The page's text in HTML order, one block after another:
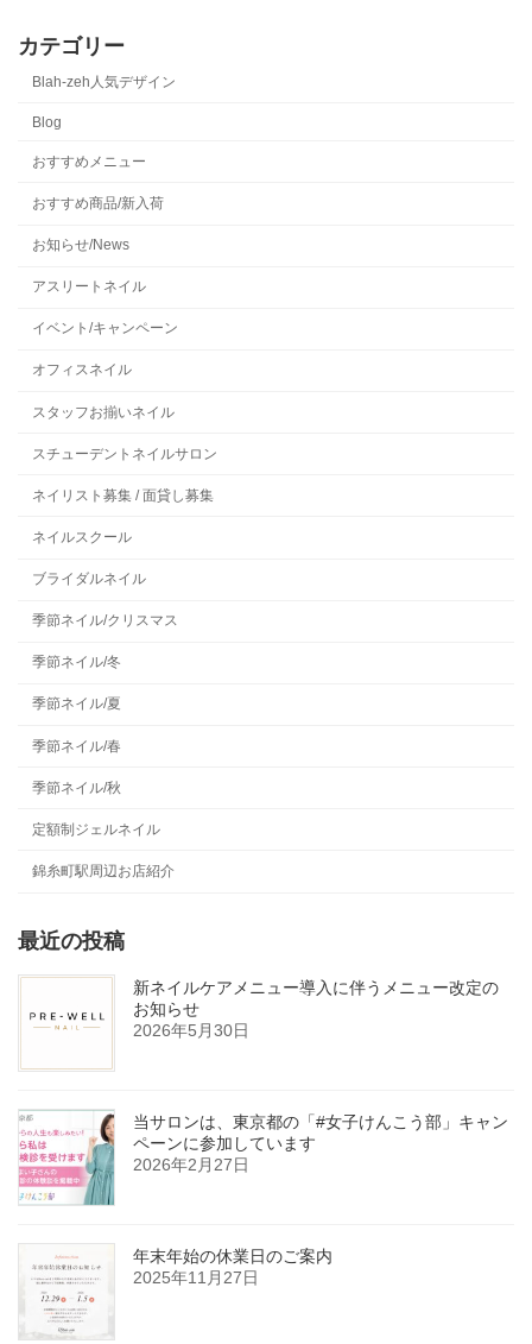
カテゴリー
Blah-zeh人気デザイン
Blog
おすすめメニュー
おすすめ商品/新入荷
お知らせ/News
アスリートネイル
イベント/キャンペーン
オフィスネイル
スタッフお揃いネイル
スチューデントネイルサロン
ネイリスト募集 / 面貸し募集
ネイルスクール
ブライダルネイル
季節ネイル/クリスマス
季節ネイル/冬
季節ネイル/夏
季節ネイル/春
季節ネイル/秋
定額制ジェルネイル
錦糸町駅周辺お店紹介
最近の投稿
新ネイルケアメニュー導入に伴うメニュー改定の
お知らせ
2026年5月30日
当サロンは、東京都の「#女子けんこう部」キャン
ペーンに参加しています
2026年2月27日
年末年始の休業日のご案内
2025年11月27日